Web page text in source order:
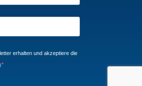
erhalten und akzeptiere die